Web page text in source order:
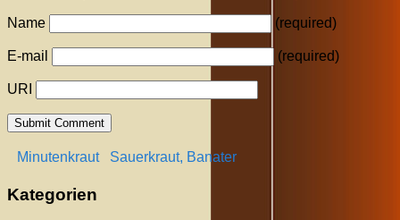
Name (required)
E-mail (required)
URI
Minutenkraut Sauerkraut, Banater
Kategorien